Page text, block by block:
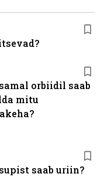
orbiidil saab
mitu
saab uriin?